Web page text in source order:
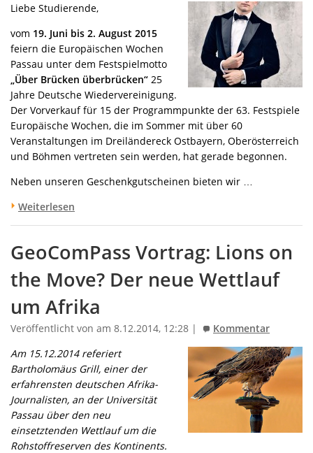
Liebe Studierende,
vom 19. Juni bis 2. August 2015
feiern die Europäischen Wochen
Passau unter dem Festspielmotto
„Über Brücken überbrücken“ 25
Jahre Deutsche Wiedervereinigung.
Der Vorverkauf für 15 der Programmpunkte der 63. Festspiele
Europäische Wochen, die im Sommer mit über 60
Veranstaltungen im Dreiländereck Ostbayern, Oberösterreich
und Böhmen vertreten sein werden, hat gerade begonnen.
Neben unseren Geschenkgutscheinen bieten wir …
Weiterlesen
GeoComPass Vortrag: Lions on
the Move? Der neue Wettlauf
um Afrika
Veröffentlicht von am 8.12.2014, 12:28 | Kommentar
Am 15.12.2014 referiert
Bartholomäus Grill, einer der
erfahrensten deutschen Afrika-
Journalisten, an der Universität
Passau über den neu
einsetztenden Wettlauf um die
Rohstoffreserven des Kontinents.